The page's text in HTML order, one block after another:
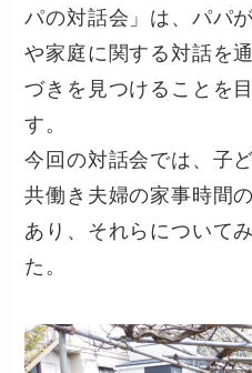
パの対話会」は、パパ
や家庭に関する対話を
づきを見つけることを
す。
今回の対話会では、子
共働き夫婦の家事時間
あり、それらについて
た。